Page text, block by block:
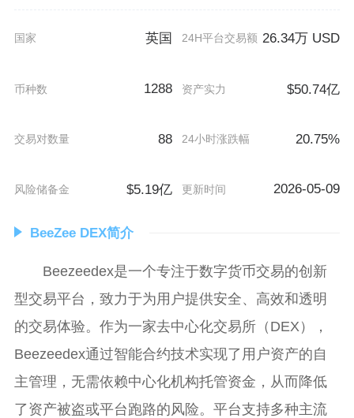
国家 英国 24H平台交易额 26.34万 USD
币种数 1288 资产实力 $50.74亿
交易对数量 88 24小时涨跌幅 20.75%
风险储备金 $5.19亿 更新时间 2026-05-09
BeeZee DEX简介
Beezeedex是一个专注于数字货币交易的创新
型交易平台，致力于为用户提供安全、高效和透明
的交易体验。作为一家去中心化交易所（DEX），
Beezeedex通过智能合约技术实现了用户资产的自
主管理，无需依赖中心化机构托管资金，从而降低
了资产被盗或平台跑路的风险。平台支持多种主流